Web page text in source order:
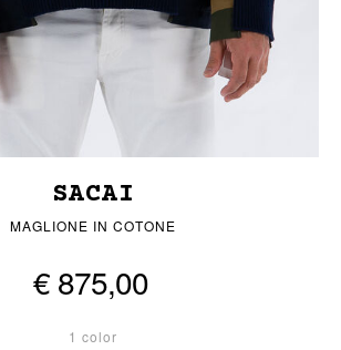
SACAI
MAGLIONE IN COTONE
€ 875,00
1 color